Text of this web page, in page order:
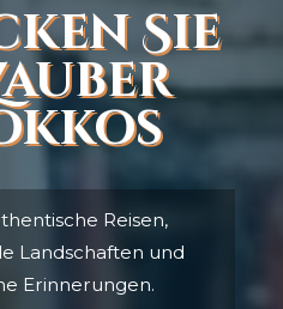
Sie
Reisen,
Landschaften und
Erinnerungen.